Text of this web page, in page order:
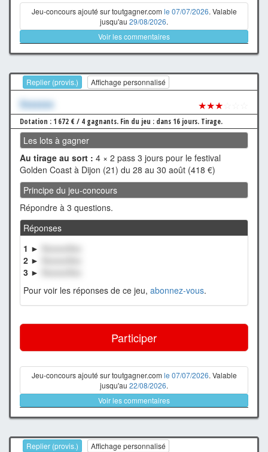
Jeu-concours ajouté sur toutgagner.com le 07/07/2026. Valable
jusqu'au 29/08/2026.
Voir les commentaires
Replier (provis.) Affichage personnalisé
Xxxxxxx ★★★
Dotation : 1 672 € / 4 gagnants. Fin du jeu : dans 16 jours. Tirage.
Les lots à gagner
Au tirage au sort : 4 × 2 pass 3 jours pour le festival
Golden Coast à Dijon (21) du 28 au 30 août (418 €)
Principe du jeu-concours
Répondre à 3 questions.
Réponses
1 ►
XxxxxxXxx
2 ►
3 ►
Pour voir les réponses de ce jeu, abonnez-vous.
Participer
Jeu-concours ajouté sur toutgagner.com le 07/07/2026. Valable
jusqu'au 22/08/2026.
Voir les commentaires
Replier (provis.) Affichage personnalisé